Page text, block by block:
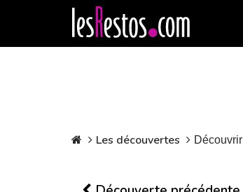
Les découvertes Découvrir